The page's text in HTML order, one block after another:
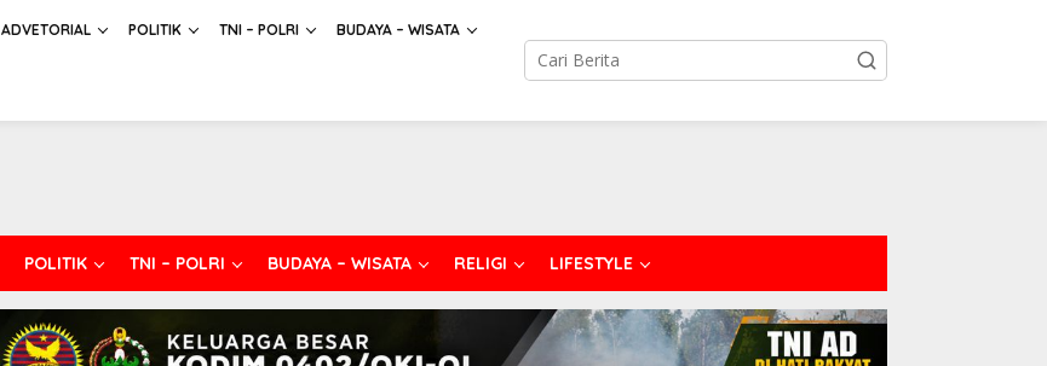
ADVETORIAL POLITIK TNI – POLRI BUDAYA – WISATA
POLITIK TNI – POLRI BUDAYA – WISATA RELIGI LIFESTYLE